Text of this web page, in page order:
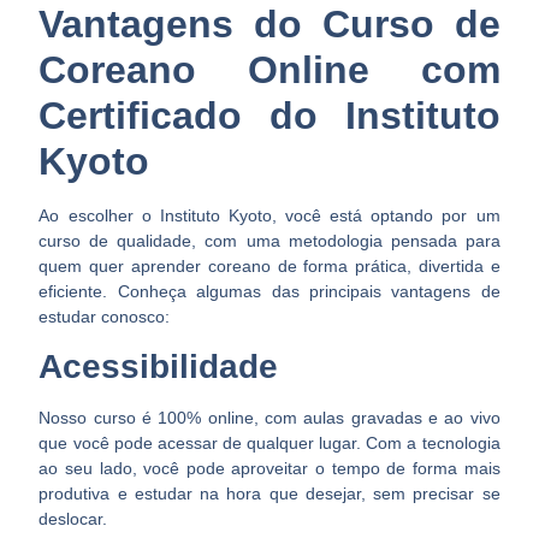
Vantagens do Curso de
Coreano Online com
Certificado do Instituto
Kyoto
Ao escolher o Instituto Kyoto, você está optando por um
curso de qualidade, com uma metodologia pensada para
quem quer aprender coreano de forma prática, divertida e
eficiente. Conheça algumas das principais vantagens de
estudar conosco:
Acessibilidade
Nosso curso é 100% online, com aulas gravadas e ao vivo
que você pode acessar de qualquer lugar. Com a tecnologia
ao seu lado, você pode aproveitar o tempo de forma mais
produtiva e estudar na hora que desejar, sem precisar se
deslocar.